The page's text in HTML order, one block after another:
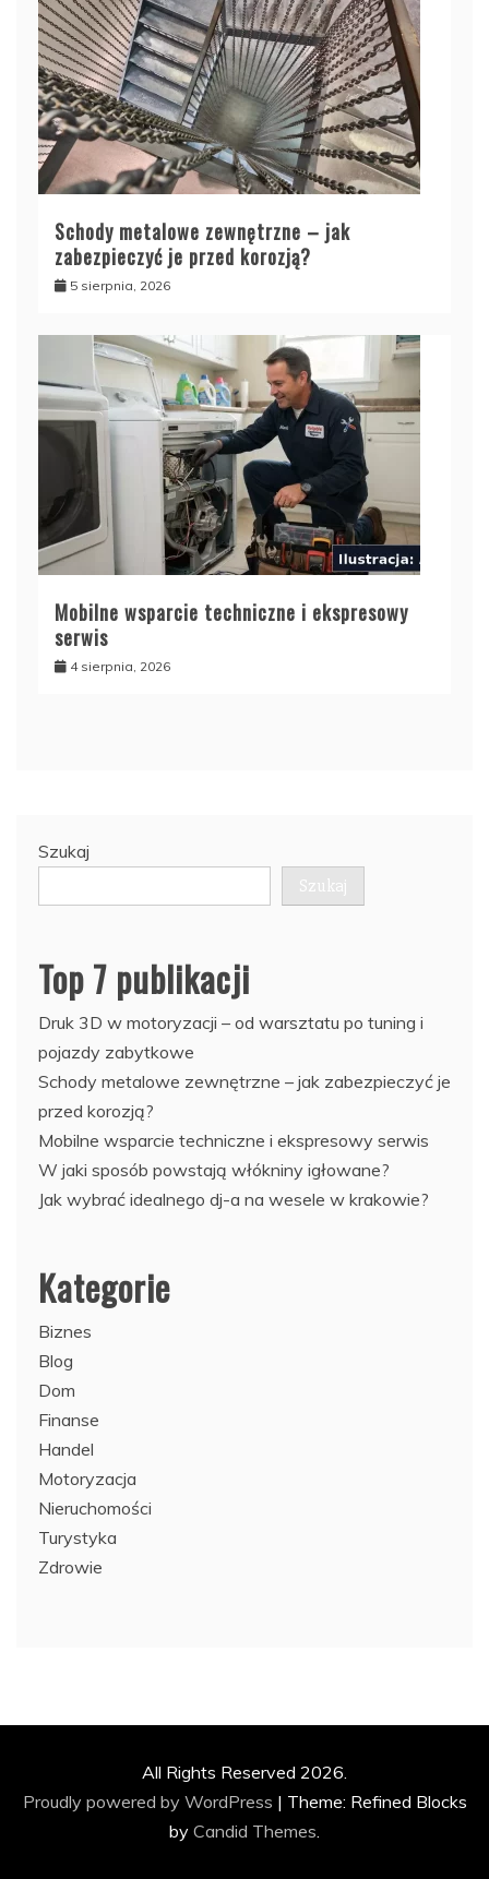
Schody metalowe zewnętrzne – jak
zabezpieczyć je przed korozją?
5 sierpnia, 2026
Mobilne wsparcie techniczne i ekspresowy
serwis
4 sierpnia, 2026
Szukaj
Szukaj
Top 7 publikacji
Druk 3D w motoryzacji – od warsztatu po tuning i
pojazdy zabytkowe
Schody metalowe zewnętrzne – jak zabezpieczyć je
przed korozją?
Mobilne wsparcie techniczne i ekspresowy serwis
W jaki sposób powstają włókniny igłowane?
Jak wybrać idealnego dj-a na wesele w krakowie?
Kategorie
Biznes
Blog
Dom
Finanse
Handel
Motoryzacja
Nieruchomości
Turystyka
Zdrowie
All Rights Reserved 2026.
Proudly powered by WordPress | Theme: Refined Blocks
by Candid Themes.